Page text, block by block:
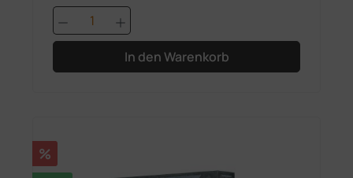
Produkt Anzahl: Gib den
In den Warenkorb
Rabatt
%